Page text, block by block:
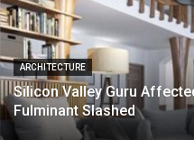
ARCHITECTURE
Silicon Valley Guru
Fulminant Slashed